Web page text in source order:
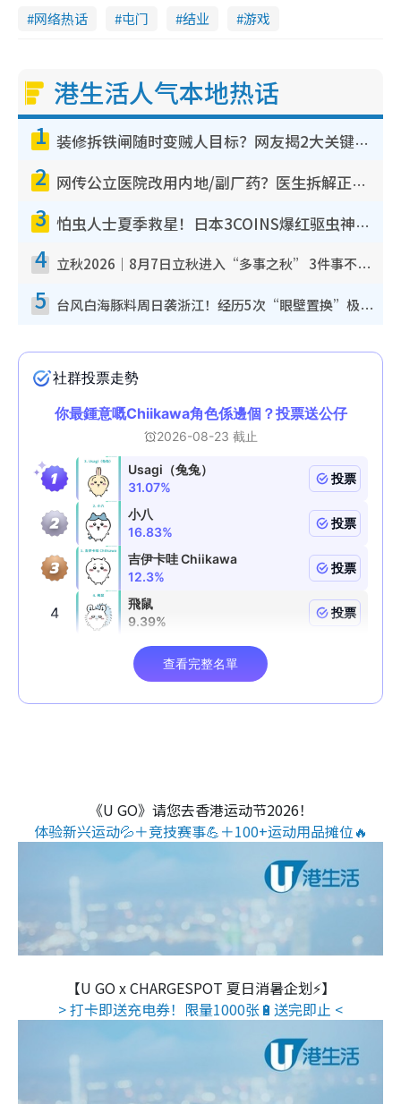
网络热话 屯门 结业 游戏
港生活人气本地热话
1 装修拆铁闸随时变贼人目标？网友揭2大关键用途：装新款等于白装？附新旧铁闸分别
2 网传公立医院改用内地/副厂药？医生拆解正副厂分别，揭4类人换药随时出事
3 怕虫人士夏季救星！日本3COINS爆红驱虫神器$45起 1招“全程免触碰”轻松搞定小强
4 立秋2026｜8月7日立秋进入“多事之秋” 3件事不可做！专家教6招开运 清杂物／钱包纳气接好运
5 台风白海豚料周日袭浙江！经历5次“眼壁置换”极罕见 成登陆内地最长途台风
《U GO》请您去香港运动节2026！
体验新兴运动💦＋竞技赛事💪＋100+运动用品摊位🔥
【U GO x CHARGESPOT 夏日消暑企划⚡】
> 打卡即送充电券！限量1000张🔋送完即止 <